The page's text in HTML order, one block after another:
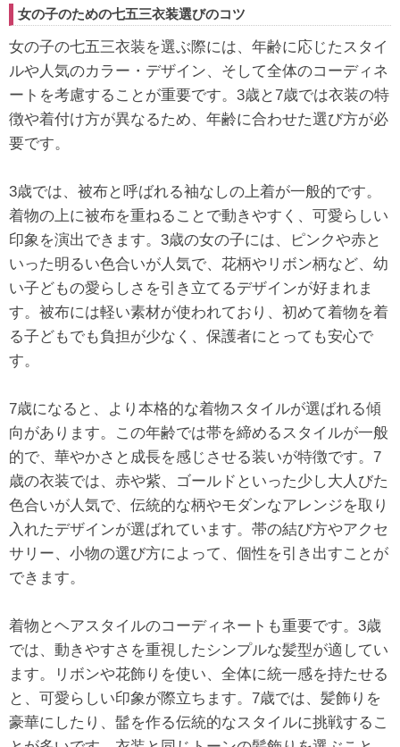
女の子のための七五三衣装選びのコツ
女の子の七五三衣装を選ぶ際には、年齢に応じたスタイ
ルや人気のカラー・デザイン、そして全体のコーディネ
ートを考慮することが重要です。3歳と7歳では衣装の特
徴や着付け方が異なるため、年齢に合わせた選び方が必
要です。
3歳では、被布と呼ばれる袖なしの上着が一般的です。
着物の上に被布を重ねることで動きやすく、可愛らしい
印象を演出できます。3歳の女の子には、ピンクや赤と
いった明るい色合いが人気で、花柄やリボン柄など、幼
い子どもの愛らしさを引き立てるデザインが好まれま
す。被布には軽い素材が使われており、初めて着物を着
る子どもでも負担が少なく、保護者にとっても安心で
す。
7歳になると、より本格的な着物スタイルが選ばれる傾
向があります。この年齢では帯を締めるスタイルが一般
的で、華やかさと成長を感じさせる装いが特徴です。7
歳の衣装では、赤や紫、ゴールドといった少し大人びた
色合いが人気で、伝統的な柄やモダンなアレンジを取り
入れたデザインが選ばれています。帯の結び方やアクセ
サリー、小物の選び方によって、個性を引き出すことが
できます。
着物とヘアスタイルのコーディネートも重要です。3歳
では、動きやすさを重視したシンプルな髪型が適してい
ます。リボンや花飾りを使い、全体に統一感を持たせる
と、可愛らしい印象が際立ちます。7歳では、髪飾りを
豪華にしたり、髷を作る伝統的なスタイルに挑戦するこ